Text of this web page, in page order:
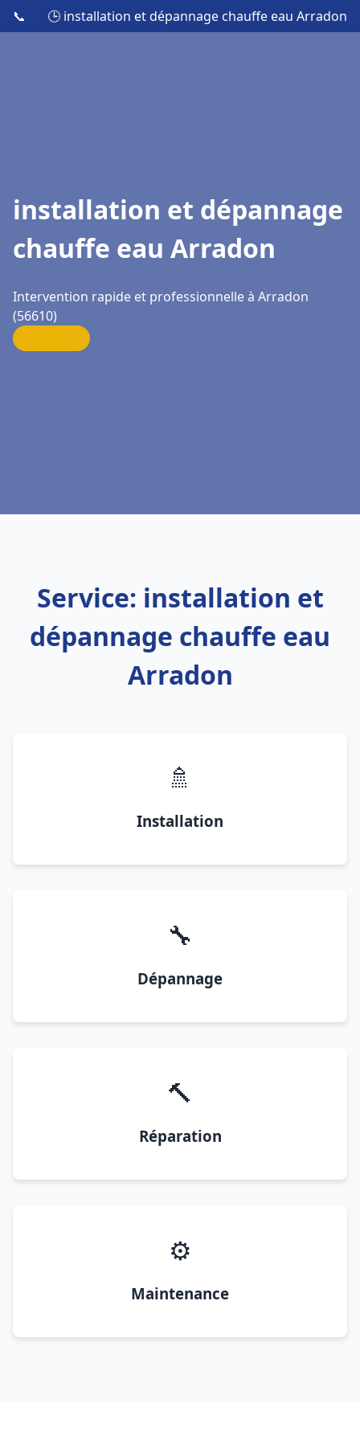
📞 🕒 installation et dépannage chauffe eau Arradon
installation et dépannage
chauffe eau Arradon
Intervention rapide et professionnelle à Arradon
(56610)
Service: installation et
dépannage chauffe eau
Arradon
🚿
Installation
🔧
Dépannage
🔨
Réparation
⚙️
Maintenance